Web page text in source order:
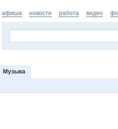
афиша новости работа видео
Музыка